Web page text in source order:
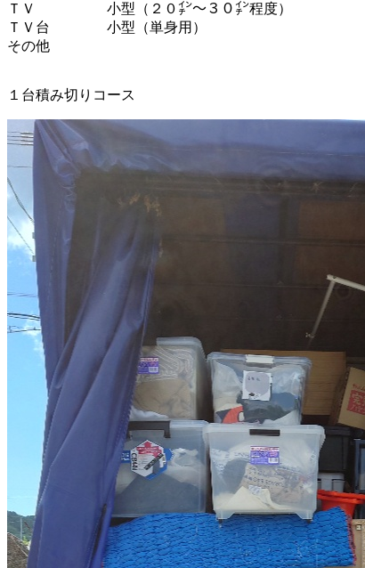
ＴＶ 小型（２０㌅〜３０㌅程度）
ＴＶ台 小型（単身用）
その他
１台積み切り コース